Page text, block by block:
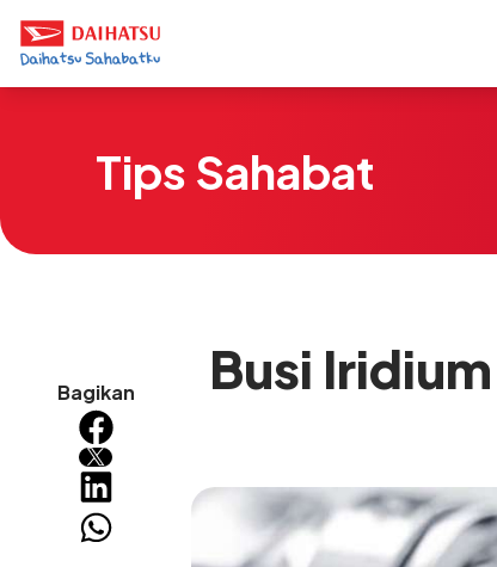
Tips Sahabat
Bagikan Busi